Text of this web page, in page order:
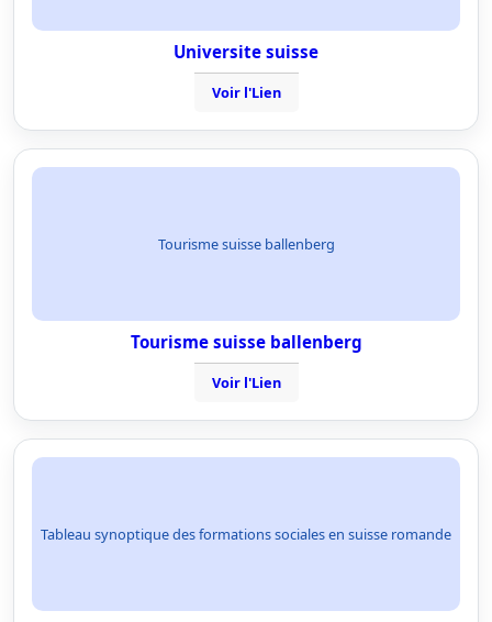
Universite suisse
Voir l'Lien
Tourisme suisse ballenberg
Tourisme suisse ballenberg
Voir l'Lien
Tableau synoptique des formations sociales en suisse romande